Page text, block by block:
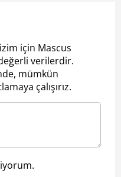
için Mascus
verilerdir.
mümkün
çalışırız.